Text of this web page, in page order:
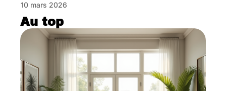
10 mars 2026
Au top